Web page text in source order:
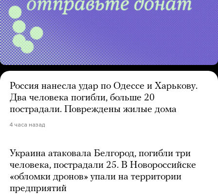
Россия нанесла удар по Одессе и Харькову.
Два человека погибли, больше 20
пострадали. Повреждены жилые дома
4 часа назад
Украина атаковала Белгород, погибли три
человека, пострадали 25. В Новороссийске
«обломки дронов» упали на территории
предприятий